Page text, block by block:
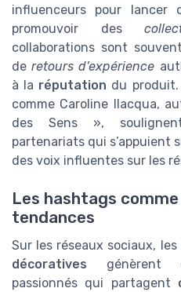
influenceurs pour lancer
promouvoir des
collaborations sont
deretours d’expérience
à la réputation du
comme Caroline Ilacqua,
des Sens »,
partenariats qui s’appuient
des voix influentes sur les
Les hashtags
tendances
Sur les réseaux sociaux,
décoratives génèrent
passionnés qui partagent